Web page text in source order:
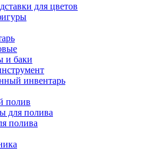
для цветов
и баки
инвентарь
полив
для полива
полива